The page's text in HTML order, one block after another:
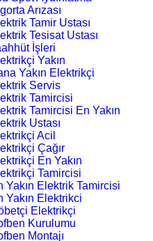
Arızası
Tamir Ustası
Tesisat Ustası
İşleri
Yakın
Yakın Elektrikçi
Servis
Tamircisi
Tamircisi En Yakın
Ustası
Acil
Çağır
En Yakın
Tamircisi
Yakın Elektrik Tamircisi
Yakın Elektrikci
Elektrikçi
Kurulumu
Montajı